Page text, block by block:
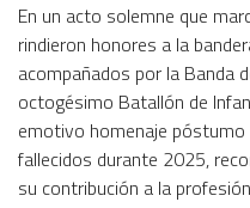
En un acto solemne que
rindieron honores a la
acompañados por la Banda
octogésimo Batallón de
emotivo homenaje
fallecidos durante 2025,
su contribución a la